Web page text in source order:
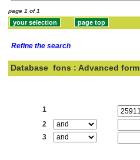
page 1 of 1
Refine the search
Database fons : Advanced form
1
2
3